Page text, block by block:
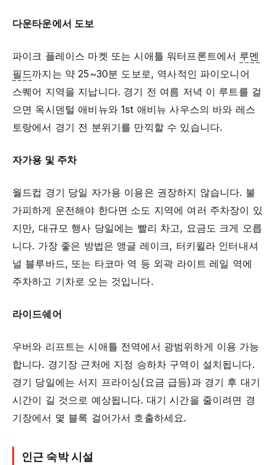
다운타운에서 도보
파이크 플레이스 마켓 또는 시애틀 워터프론트에서 루멘
필드까지는 약 25~30분 도보로, 역사적인 파이오니어
스퀘어 지역을 지납니다. 경기 전 여름 저녁 이 루트를 걸
으면 옥시덴털 애비뉴와 1st 애비뉴 사우스의 바와 레스
토랑에서 경기 전 분위기를 만끽할 수 있습니다.
자가용 및 주차
월드컵 경기 당일 자가용 이용은 권장하지 않습니다. 불
가피하게 운전해야 한다면 소도 지역에 여러 주차장이 있
지만, 대규모 행사 당일에는 빨리 차고, 요금도 크게 오릅
니다. 가장 좋은 방법은 앵글 레이크, 터키윌라 인터내셔
널 블루바드, 또는 타코마 역 등 외곽 라이트 레일 역에
주차하고 기차로 오는 것입니다.
라이드쉐어
우버와 리프트는 시애틀 전역에서 광범위하게 이용 가능
합니다. 경기장 근처에 지정 승하차 구역이 설치됩니다.
경기 당일에는 서지 프라이싱(요금 급등)과 경기 후 대기
시간이 길 것으로 예상됩니다. 대기 시간을 줄이려면 경
기장에서 몇 블록 걸어가서 호출하세요.
인근 숙박 시설